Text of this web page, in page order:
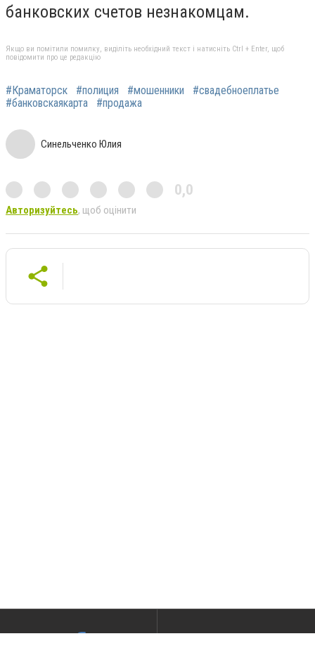
банковских счетов незнакомцам.
Якщо ви помітили помилку, виділіть необхідний текст і натисніть Ctrl + Enter, щоб
повідомити про це редакцію
#Краматорск #полиция #мошенники
#свадебноеплатье
#банковскаякарта
#продажа
Синельченко Юлия
0,0
Авторизуйтесь, щоб оцінити